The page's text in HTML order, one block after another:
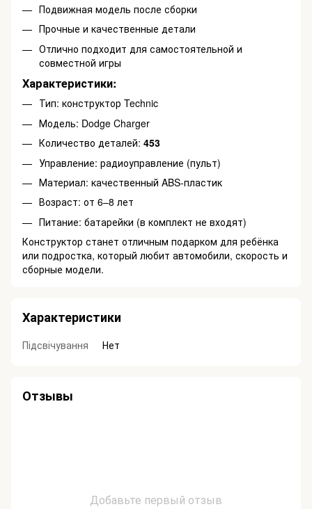
Подвижная модель после сборки
Прочные и качественные детали
Отлично подходит для самостоятельной и
совместной игры
Характеристики:
Тип: конструктор Technic
Модель: Dodge Charger
Количество деталей: 453
Управление: радиоуправление (пульт)
Материал: качественный ABS-пластик
Возраст: от 6–8 лет
Питание: батарейки (в комплект не входят)
Конструктор станет отличным подарком для ребёнка
или подростка, который любит автомобили, скорость и
сборные модели.
Характеристики
Підсвічування Нет
Отзывы
Добавьте первый отзыв